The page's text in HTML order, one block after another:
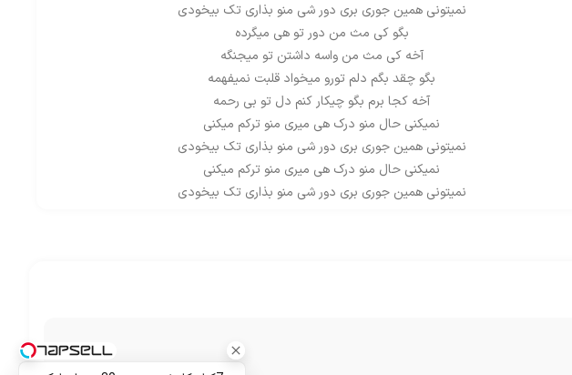
نمیتونی همین جوری بری دور شی منو بذاری تک بیخودی
بگو کی مث من دور تو هی میگرده
آخه کی مث من واسه داشتن تو میجنگه
بگو چقد بگم دلم تورو میخواد قلبت نمیفهمه
آخه کجا برم بگو چیکار کنم دل تو بی رحمه
نمیکنی حال منو درک هی میری منو ترکم میکنی
نمیتونی همین جوری بری دور شی منو بذاری تک بیخودی
نمیکنی حال منو درک هی میری منو ترکم میکنی
نمیتونی همین جوری بری دور شی منو بذاری تک بیخودی